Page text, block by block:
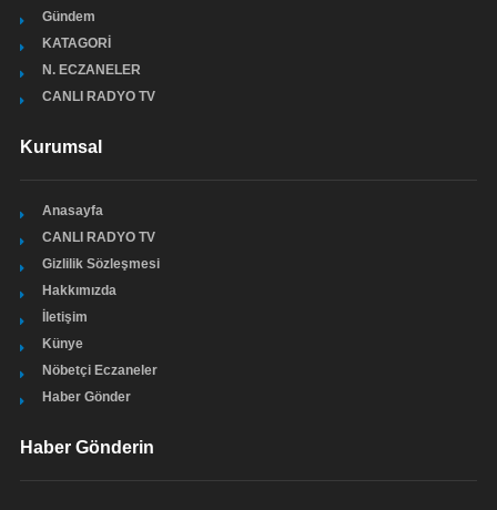
Gündem
KATAGORİ
N. ECZANELER
CANLI RADYO TV
Kurumsal
Anasayfa
CANLI RADYO TV
Gizlilik Sözleşmesi
Hakkımızda
İletişim
Künye
Nöbetçi Eczaneler
Haber Gönder
Haber Gönderin